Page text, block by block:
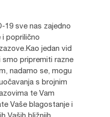
19 sve nas zajedno
i poprilično
jedan vid
pripremiti razne
nadamo se, mogu
s brojnim
te Vam
Vaše blagostanje i